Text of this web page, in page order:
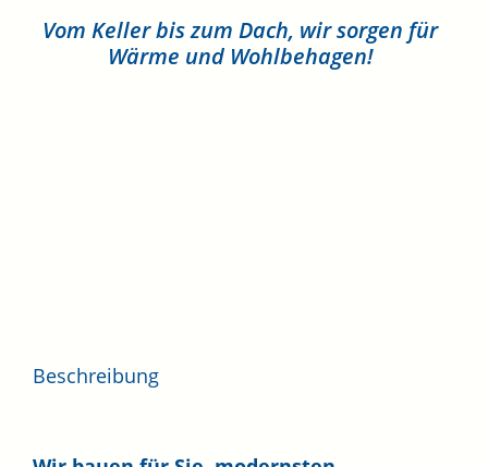
Vom Keller bis zum Dach, wir sorgen für
Wärme und Wohlbehagen!
Beschreibung